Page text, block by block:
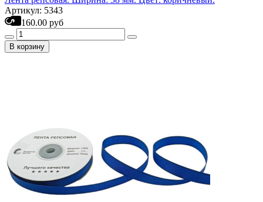
Артикул: 5343
160.00 руб
В корзину